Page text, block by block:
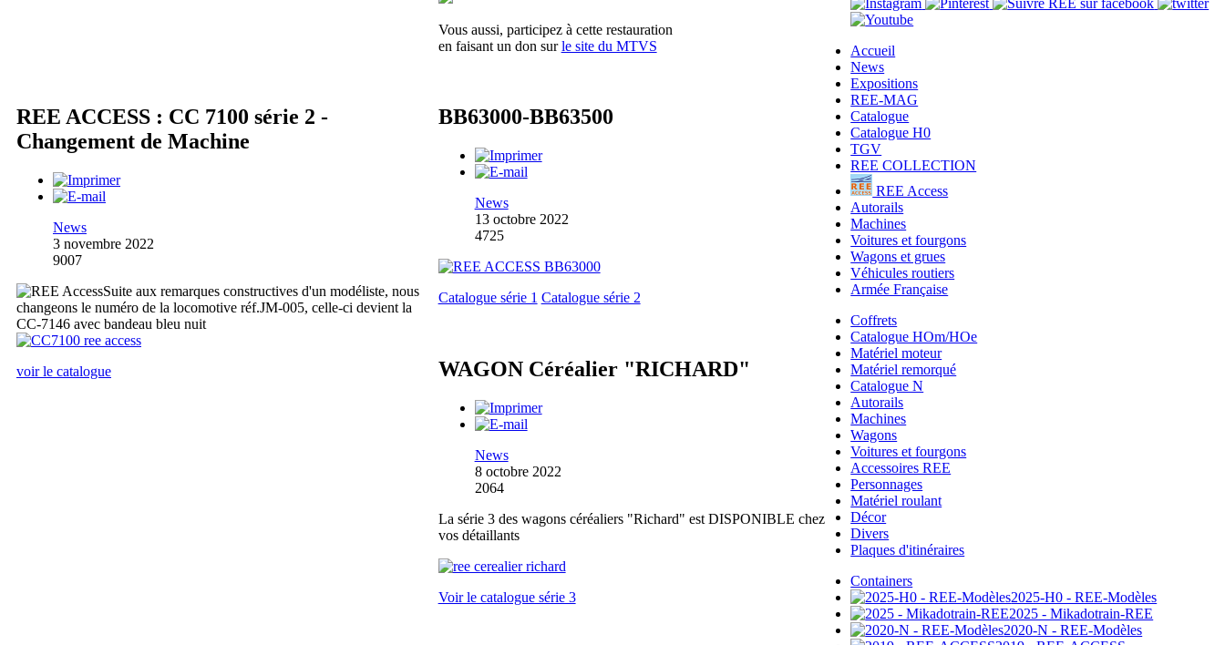
Vous aussi, participez à cette restauration
en faisant un don surle site du MTVS
REE ACCESS : CC 7100 série 2 -
Changement de Machine
News
3 novembre 2022
9007
Suite aux remarques constructives d'un modéliste, nous
changeons le numéro de la locomotive réf.JM-005, celle-ci devient la
CC-7146 avec bandeau bleu nuit
voir le catalogue
BB63000-BB63500
News
13 octobre 2022
4725
Catalogue série 1 Catalogue série 2
WAGON Céréalier "RICHARD"
News
8 octobre 2022
2064
La série 3 des wagons céréaliers "Richard" est DISPONIBLE chez
vos détaillants
Voir le catalogue série 3
Accueil
News
Expositions
REE-MAG
Catalogue
Catalogue H0
TGV
REE COLLECTION
REE Access
Autorails
Machines
Voitures et fourgons
Wagons et grues
Véhicules routiers
Armée Française
Coffrets
Catalogue HOm/HOe
Matériel moteur
Matériel remorqué
Catalogue N
Autorails
Machines
Wagons
Voitures et fourgons
Accessoires REE
Personnages
Matériel roulant
Décor
Divers
Plaques d'itinéraires
Containers
2025-H0 - REE-Modèles
2025 - Mikadotrain-REE
2020-N - REE-Modèles